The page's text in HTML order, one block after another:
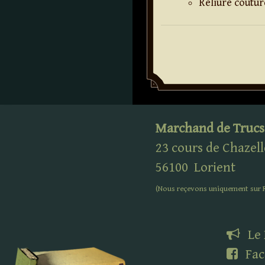
Reliure
Marchand de Trucs
23 cours de
56100 Lorient
(Nous reçevons uniquement sur
Le